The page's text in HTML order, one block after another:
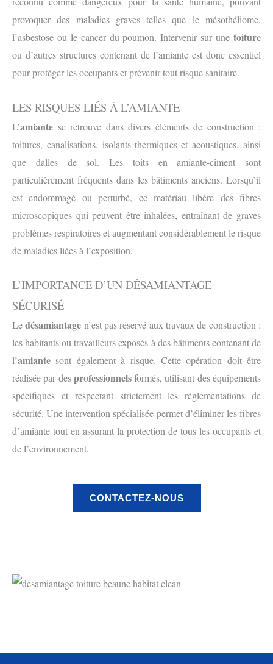
provoquer des maladies graves telles que le mésothéliome,
l’asbestose ou le cancer du poumon. Intervenir sur une toiture
ou d’autres structures contenant de l’amiante est donc essentiel
pour protéger les occupants et prévenir tout risque sanitaire.
LES RISQUES LIÉS À L’AMIANTE
L’amiante se retrouve dans divers éléments de construction :
toitures, canalisations, isolants thermiques et acoustiques, ainsi
que dalles de sol. Les toits en amiante-ciment sont
particulièrement fréquents dans les bâtiments anciens. Lorsqu’il
est endommagé ou perturbé, ce matériau libère des fibres
microscopiques qui peuvent être inhalées, entraînant de graves
problèmes respiratoires et augmentant considérablement le risque
de maladies liées à l’exposition.
L’IMPORTANCE D’UN DÉSAMIANTAGE
SÉCURISÉ
Ledésamiantage n’est pas réservé aux travaux de construction :
les habitants ou travailleurs exposés à des bâtiments contenant de
l’amiante sont également à risque. Cette opération doit être
réalisée par desprofessionnelsformés, utilisant des équipements
spécifiques et respectant strictement les réglementations de
sécurité. Une intervention spécialisée permet d’éliminer les fibres
d’amiante tout en assurant la protection de tous les occupants et
de l’environnement.
CONTACTEZ-NOUS